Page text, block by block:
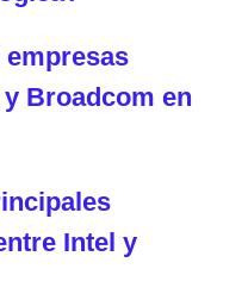
empresas
Broadcom en
Intel y